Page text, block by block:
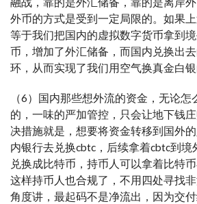
外币的方式是受到一定局限的。如果
等于我们把国内的虚拟数字货币拿到
币，增加了外汇储备，而国内兑换出
环，从而实现了我们用空气换真金白银
（6）国内那些想外流的资金，无论
的，一味的严加管控，只会让地下钱
决措施就是，想要将资金转移到国外
内银行去兑换cbtc，后续拿着cbtc到境
兑换成比特币，持币人可以拿着比特
这样持币人也合规了，不用四处寻找
角度讲，最起码不是净流出，因为交